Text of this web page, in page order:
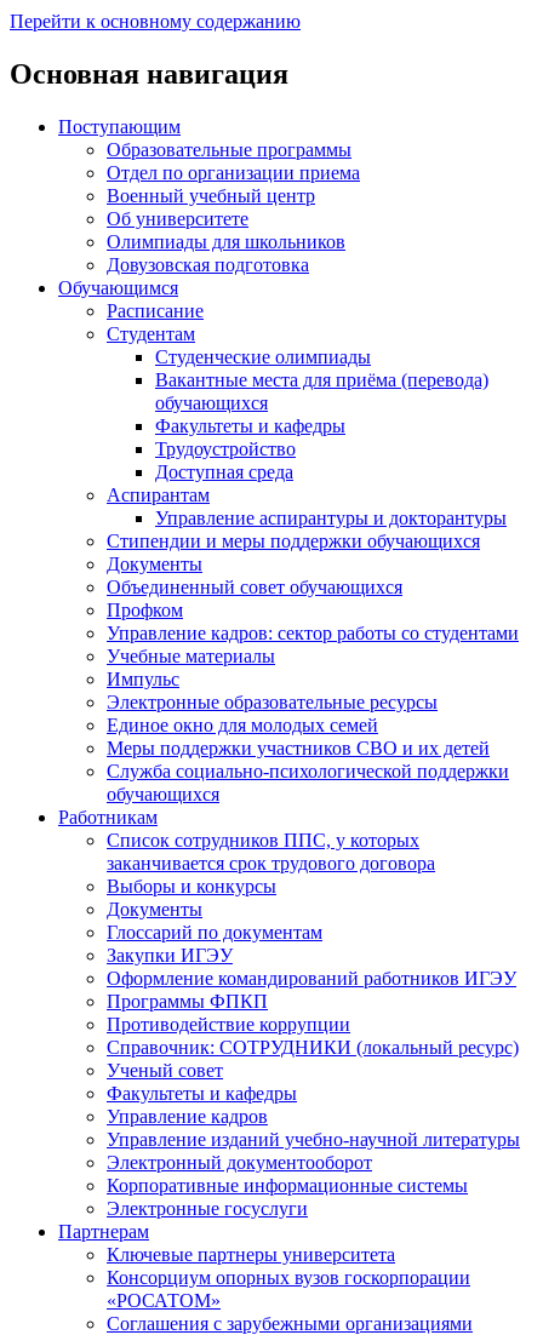
Перейти к основному содержанию
Основная навигация
Поступающим
Образовательные программы
Отдел по организации приема
Военный учебный центр
Об университете
Олимпиады для школьников
Довузовская подготовка
Обучающимся
Расписание
Студентам
Студенческие олимпиады
Вакантные места для приёма (перевода)
обучающихся
Факультеты и кафедры
Трудоустройство
Доступная среда
Аспирантам
Управление аспирантуры и докторантуры
Стипендии и меры поддержки обучающихся
Документы
Объединенный совет обучающихся
Профком
Управление кадров: сектор работы со студентами
Учебные материалы
Импульс
Электронные образовательные ресурсы
Единое окно для молодых семей
Меры поддержки участников СВО и их детей
Служба социально-психологической поддержки
обучающихся
Работникам
Список сотрудников ППС, у которых
заканчивается срок трудового договора
Выборы и конкурсы
Документы
Глоссарий по документам
Закупки ИГЭУ
Оформление командирований работников ИГЭУ
Программы ФПКП
Противодействие коррупции
Справочник: СОТРУДНИКИ (локальный ресурс)
Ученый совет
Факультеты и кафедры
Управление кадров
Управление изданий учебно-научной литературы
Электронный документооборот
Корпоративные информационные системы
Электронные госуслуги
Партнерам
Ключевые партнеры университета
Консорциум опорных вузов госкорпорации
«РОСАТОМ»
Соглашения с зарубежными организациями